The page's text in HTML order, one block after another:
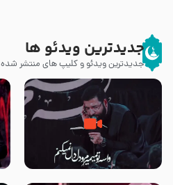
جدیدترین ویدئو ها
جدیدترین ویدئو و کلیپ های منتشر شده
مصداق کربلا – حاج حسین سیب
سرخی